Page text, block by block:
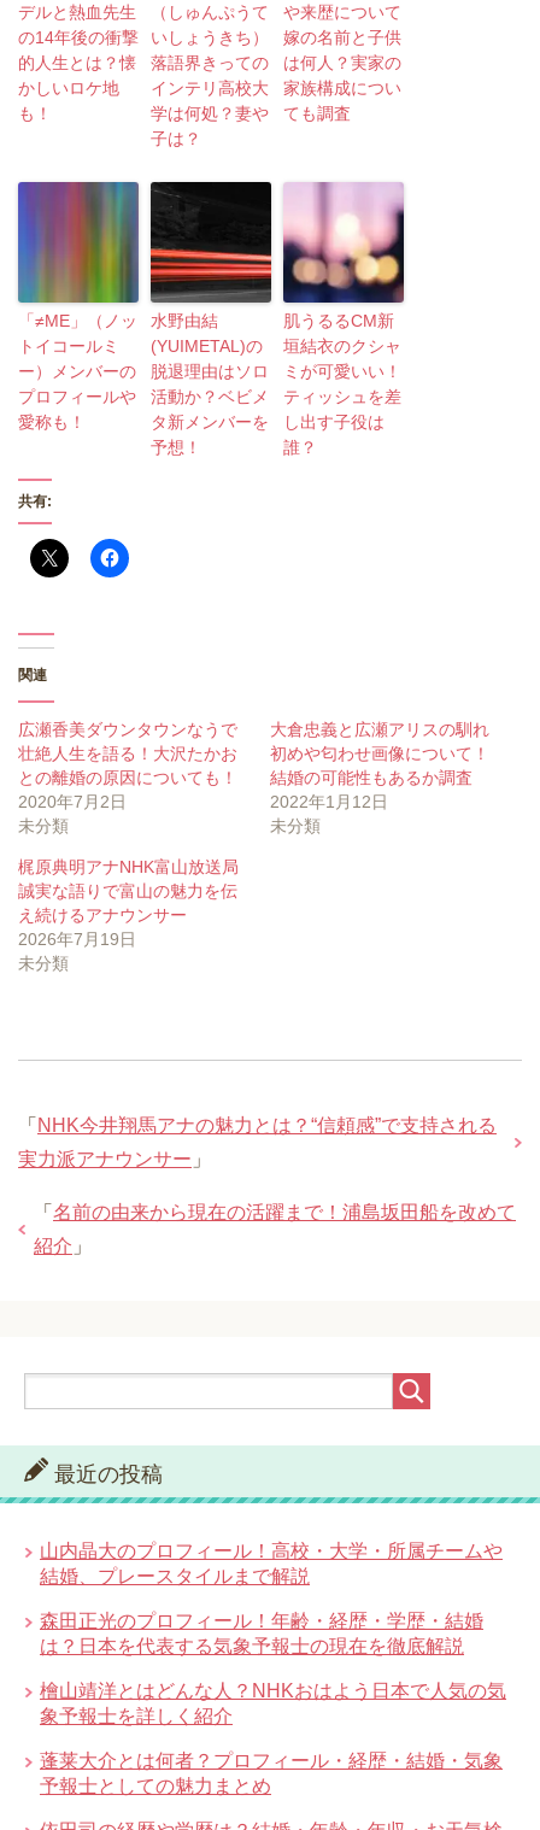
デルと熱血先生
の14年後の衝撃
的人生とは？懐
かしいロケ地
も！
（しゅんぷうて
いしょうきち）
落語界きっての
インテリ高校大
学は何処？妻や
子は？
や来歴について
嫁の名前と子供
は何人？実家の
家族構成につい
ても調査
「≠ME」（ノッ
トイコールミ
ー）メンバーの
プロフィールや
愛称も！
水野由結
(YUIMETAL)の
脱退理由はソロ
活動か？ベビメ
タ新メンバーを
予想！
肌うるるCM新
垣結衣のクシャ
ミが可愛いい！
ティッシュを差
し出す子役は
誰？
共有:
関連
広瀬香美ダウンタウンなうで
壮絶人生を語る！大沢たかお
との離婚の原因についても！
2020年7月2日
未分類
大倉忠義と広瀬アリスの馴れ
初めや匂わせ画像について！
結婚の可能性もあるか調査
2022年1月12日
未分類
梶原典明アナNHK富山放送局
誠実な語りで富山の魅力を伝
え続けるアナウンサー
2026年7月19日
未分類
「 NHK今井翔馬アナの魅力とは？“信頼感”で支持される
実力派アナウンサー 」
「 名前の由来から現在の活躍まで！浦島坂田船を改めて
紹介 」
最近の投稿
山内晶大のプロフィール！高校・大学・所属チームや
結婚、プレースタイルまで解説
森田正光のプロフィール！年齢・経歴・学歴・結婚
は？日本を代表する気象予報士の現在を徹底解説
檜山靖洋とはどんな人？NHKおはよう日本で人気の気
象予報士を詳しく紹介
蓬莱大介とは何者？プロフィール・経歴・結婚・気象
予報士としての魅力まとめ